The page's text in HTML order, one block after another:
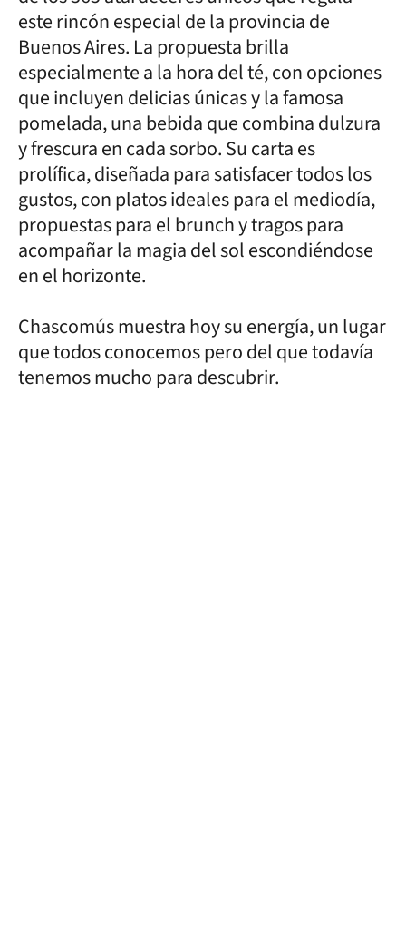
este rincón especial de la provincia de
Buenos Aires. La propuesta brilla
especialmente a la hora del té, con opciones
que incluyen delicias únicas y la famosa
pomelada, una bebida que combina dulzura
y frescura en cada sorbo. Su carta es
prolífica, diseñada para satisfacer todos los
gustos, con platos ideales para el mediodía,
propuestas para el brunch y tragos para
acompañar la magia del sol escondiéndose
en el horizonte.
Chascomús muestra hoy su energía, un lugar
que todos conocemos pero del que todavía
tenemos mucho para descubrir.